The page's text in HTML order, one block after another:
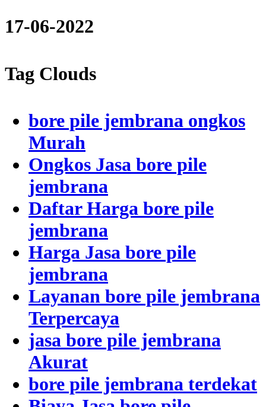
17-06-2022
Tag Clouds
bore pile jembrana ongkos
Murah
Ongkos Jasa bore pile
jembrana
Daftar Harga bore pile
jembrana
Harga Jasa bore pile
jembrana
Layanan bore pile jembrana
Terpercaya
jasa bore pile jembrana
Akurat
bore pile jembrana terdekat